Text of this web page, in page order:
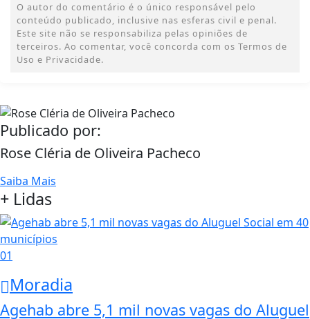
O autor do comentário é o único responsável pelo
conteúdo publicado, inclusive nas esferas civil e penal.
Este site não se responsabiliza pelas opiniões de
terceiros. Ao comentar, você concorda com os Termos de
Uso e Privacidade.
Publicado por:
Rose Cléria de Oliveira Pacheco
Saiba Mais
+ Lidas
01
Moradia
Agehab abre 5,1 mil novas vagas do Aluguel